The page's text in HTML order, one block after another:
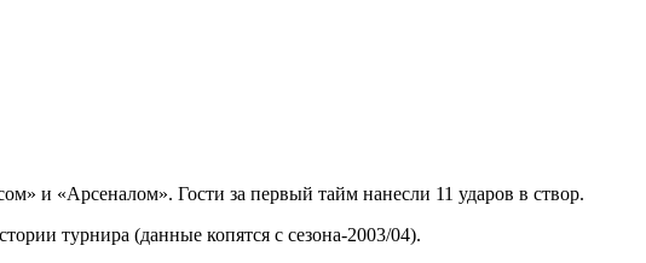
и «Арсеналом». Гости за первый тайм нанесли 11 ударов в створ.
турнира (данные копятся с сезона-2003/04).